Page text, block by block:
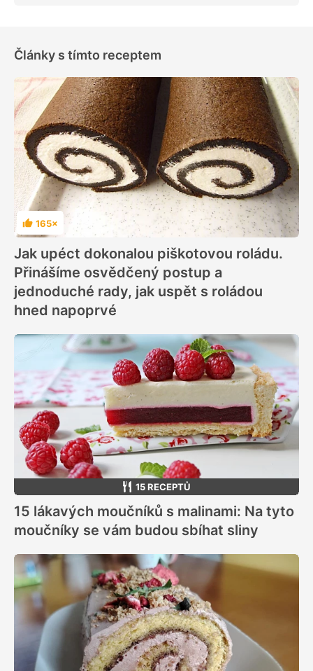
Články s tímto receptem
Hodnocení
165×
Jak upéct dokonalou piškotovou roládu.
Přinášíme osvědčený postup a
jednoduché rady, jak uspět s roládou
hned napoprvé
15 RECEPTŮ
15 lákavých moučníků s malinami: Na tyto
moučníky se vám budou sbíhat sliny